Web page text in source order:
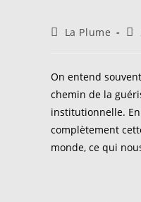
Auteur/autrice
publication :
La Plume
On entend
chemin de la
institutionnelle.
complètement
monde, ce qui